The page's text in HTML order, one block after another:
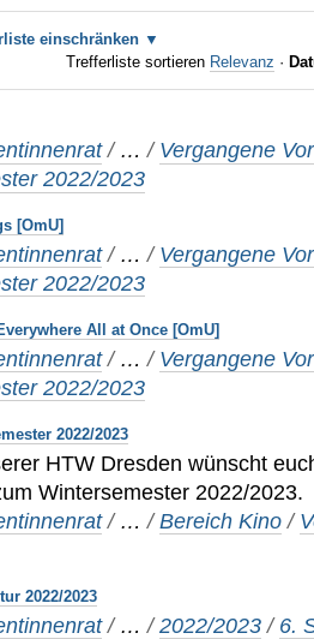
einschränken
Trefferliste sortieren Relevanz ·
/ …/ Vergangene
2022/2023
[OmU]
/ …/ Vergangene
2022/2023
All at Once [OmU]
/ …/ Vergangene
2022/2023
2022/2023
HTW Dresden wünscht
Wintersemester 2022/2023.
/ …/Bereich Kino /
2022/2023
/ …/2022/2023 / 6.